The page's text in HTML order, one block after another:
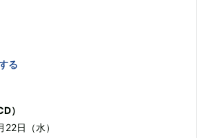
る
）
日（水）